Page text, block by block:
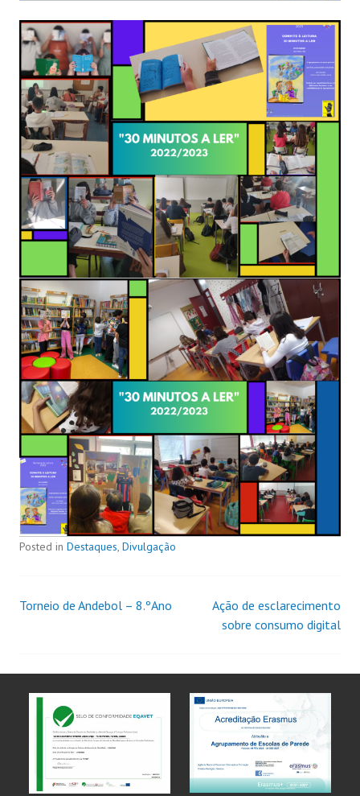
Posted in Destaques, Divulgação
Torneio de Andebol – 8.ºAno
Ação de esclarecimento
sobre consumo digital